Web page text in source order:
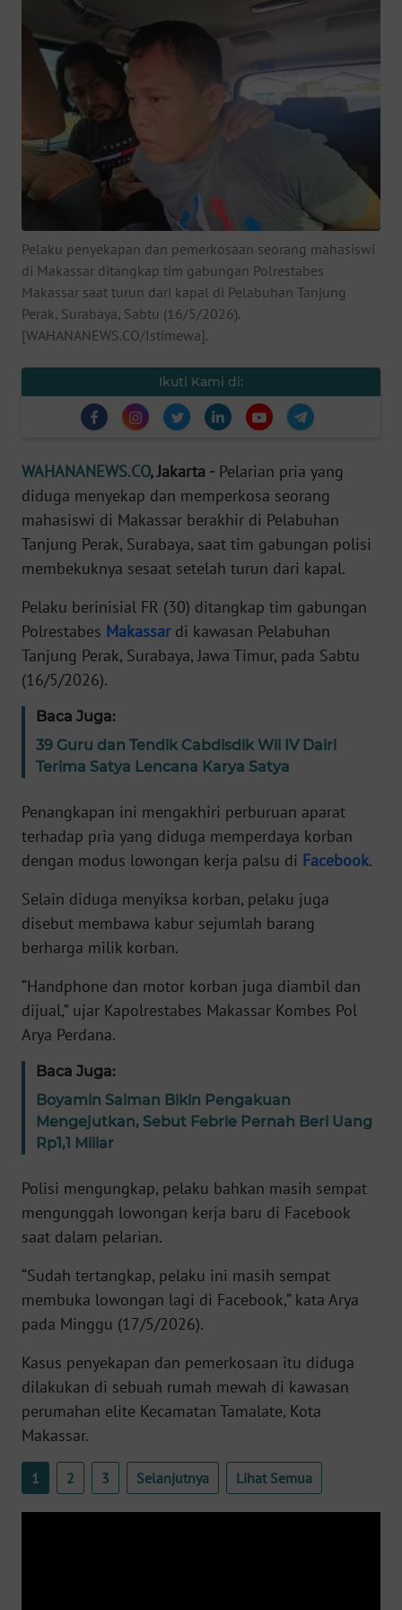
Pelaku penyekapan dan pemerkosaan seorang mahasiswi
di Makassar ditangkap tim gabungan Polrestabes
Makassar saat turun dari kapal di Pelabuhan Tanjung
Perak, Surabaya, Sabtu (16/5/2026).
[WAHANANEWS.CO/Istimewa].
Ikuti Kami di:
WAHANANEWS.CO, Jakarta - Pelarian pria yang
diduga menyekap dan memperkosa seorang
mahasiswi di Makassar berakhir di Pelabuhan
Tanjung Perak, Surabaya, saat tim gabungan polisi
membekuknya sesaat setelah turun dari kapal.
Pelaku berinisial FR (30) ditangkap tim gabungan
Polrestabes Makassardi kawasan Pelabuhan
Tanjung Perak, Surabaya, Jawa Timur, pada Sabtu
(16/5/2026).
Baca Juga:
39 Guru dan Tendik Cabdisdik Wil IV Dairi
Terima Satya Lencana Karya Satya
Penangkapan ini mengakhiri perburuan aparat
terhadap pria yang diduga memperdaya korban
dengan modus lowongan kerja palsu di Facebook.
Selain diduga menyiksa korban, pelaku juga
disebut membawa kabur sejumlah barang
berharga milik korban.
“Handphone dan motor korban juga diambil dan
dijual,” ujar Kapolrestabes Makassar Kombes Pol
Arya Perdana.
Baca Juga:
Boyamin Saiman Bikin Pengakuan
Mengejutkan, Sebut Febrie Pernah Beri Uang
Rp1,1 Miliar
Polisi mengungkap, pelaku bahkan masih sempat
mengunggah lowongan kerja baru di Facebook
saat dalam pelarian.
“Sudah tertangkap, pelaku ini masih sempat
membuka lowongan lagi di Facebook,” kata Arya
pada Minggu (17/5/2026).
Kasus penyekapan dan pemerkosaan itu diduga
dilakukan di sebuah rumah mewah di kawasan
perumahan elite Kecamatan Tamalate, Kota
Makassar.
1 2 3 Selanjutnya Lihat Semua
SAINS-TEKNO
KESEHATAN
INTERNASIONAL
SERBA-SERBI
OLAHRAGA
OPINI
BERITA
KONTAK
IKLAN
TENTANG
KAMI
PEDOMAN
SIBER
KARIR
DISCLAIMER
Wahana
News
Regional
WN
SUMUT
JAKARTA
WN
WN
BANTEN
NTT
KEPRI
WN
PAPUA